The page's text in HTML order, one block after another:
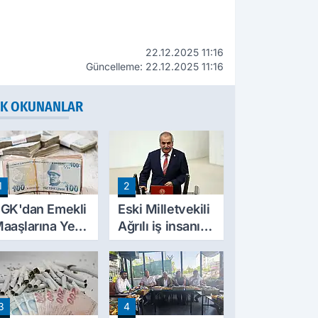
22.12.2025 11:16
Güncelleme: 22.12.2025 11:16
OKUNANLAR
Emekli
Yeni
Borçları
Edilecek
2
Eski Milletvekili
Ağrılı iş insanı
hayatını kaybetti
4